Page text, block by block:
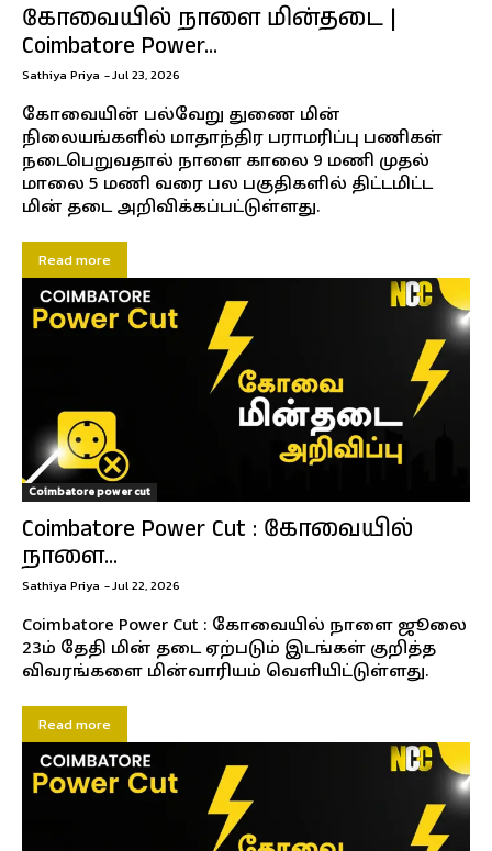
கோவையில் நாளை மின்தடை |
Coimbatore Power...
Sathiya Priya -Jul 23, 2026
கோவையின் பல்வேறு துணை மின்
நிலையங்களில் மாதாந்திர பராமரிப்பு பணிகள்
நடைபெறுவதால் நாளை காலை 9 மணி முதல்
மாலை 5 மணி வரை பல பகுதிகளில் திட்டமிட்ட
மின் தடை அறிவிக்கப்பட்டுள்ளது.
Read more
Coimbatore power cut
Coimbatore Power Cut : கோவையில்
நாளை...
Sathiya Priya -Jul 22, 2026
Coimbatore Power Cut : கோவையில் நாளை ஜூலை
23ம் தேதி மின் தடை ஏற்படும் இடங்கள் குறித்த
விவரங்களை மின்வாரியம் வெளியிட்டுள்ளது.
Read more